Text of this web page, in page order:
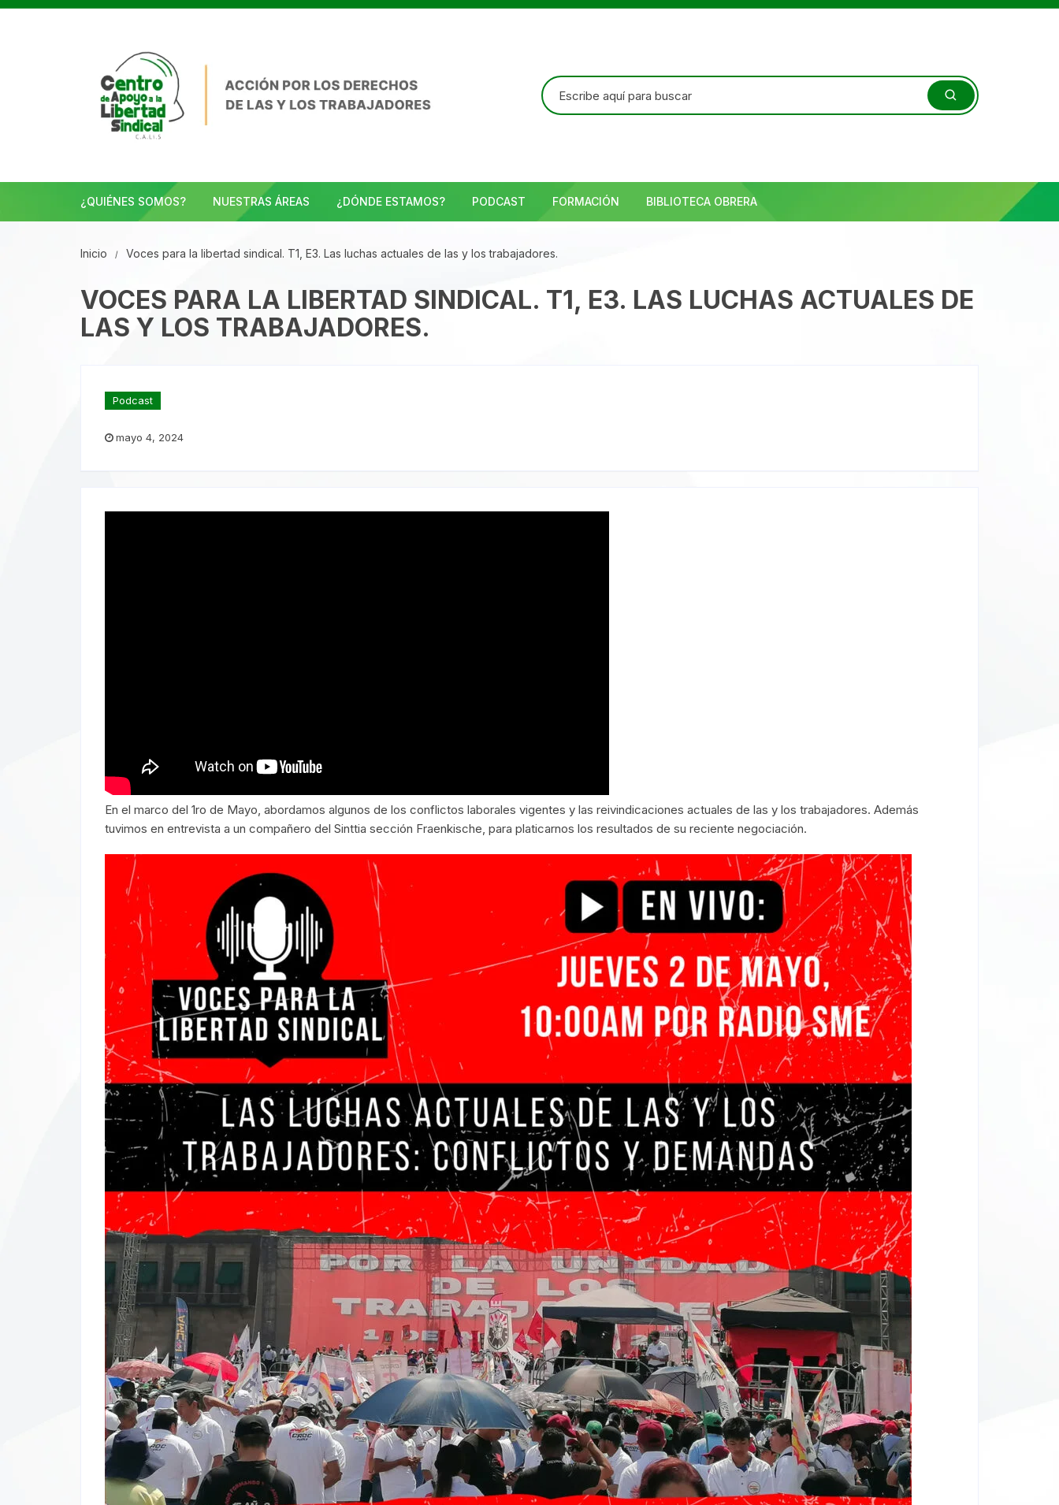
Saltar
Buscar:
¿QUIÉNES SOMOS? NUESTRAS ÁREAS ¿DÓNDE ESTAMOS? PODCAST FORMACIÓN BIBLIOTECA OBRERA
Inicio Voces para la libertad sindical. T1, E3. Las luchas actuales de las y los trabajadores.
VOCES PARA LA LIBERTAD SINDICAL. T1, E3. LAS LUCHAS ACTUALES DE
LAS Y LOS TRABAJADORES.
Podcast
mayo 4, 2024
En el marco del 1ro de Mayo, abordamos algunos de los conflictos laborales vigentes y las reivindicaciones actuales de las y los trabajadores. Además
tuvimos en entrevista a un compañero del Sinttia sección Fraenkische, para platicarnos los resultados de su reciente negociación.